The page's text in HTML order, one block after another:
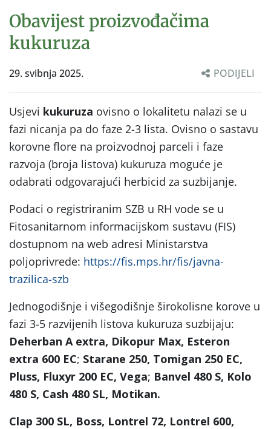
Obavijest proizvođačima
kukuruza
29. svibnja 2025. PODIJELI
Usjevi kukuruza ovisno o lokalitetu nalazi se u
fazi nicanja pa do faze 2-3 lista. Ovisno o sastavu
korovne flore na proizvodnoj parceli i faze
razvoja (broja listova) kukuruza moguće je
odabrati odgovarajući herbicid za suzbijanje.
Podaci o registriranim SZB u RH vode se u
Fitosanitarnom informacijskom sustavu (FIS)
dostupnom na web adresi Ministarstva
poljoprivrede: https://fis.mps.hr/fis/javna-
trazilica-szb
Jednogodišnje i višegodišnje širokolisne korove u
fazi 3-5 razvijenih listova kukuruza suzbijaju:
Deherban A extra, Dikopur Max, Esteron
extra 600 EC; Starane 250, Tomigan 250 EC,
Pluss, Fluxyr 200 EC, Vega; Banvel 480 S, Kolo
480 S, Cash 480 SL, Motikan.
Clap 300 SL, Boss, Lontrel 72, Lontrel 600,